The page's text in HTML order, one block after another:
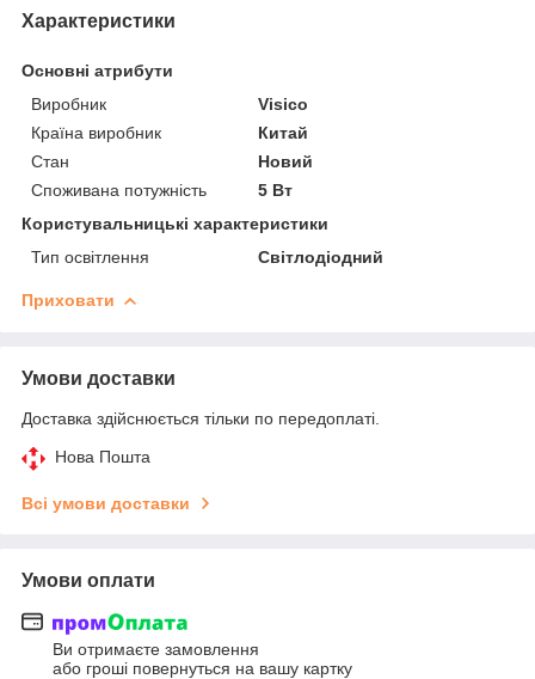
Характеристики
Основні атрибути
Виробник
Visico
Країна виробник
Китай
Стан
Новий
Споживана потужність
5 Вт
Користувальницькі характеристики
Тип освітлення
Світлодіодний
Приховати
Умови доставки
Доставка здійснюється тільки по передоплаті.
Нова Пошта
Всі умови доставки
Умови оплати
Ви отримаєте замовлення
або гроші повернуться на вашу картку